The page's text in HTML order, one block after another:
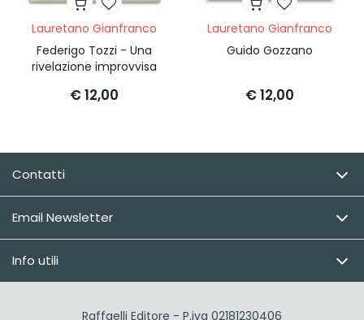
Lauretano Gianfranco
Federigo Tozzi - Una
rivelazione improvvisa
€ 12,00
Lauretano Gianfranco
Guido Gozzano
€ 12,00
Contatti
Email Newsletter
Info utili
Raffaelli Editore - P.iva 02181230406